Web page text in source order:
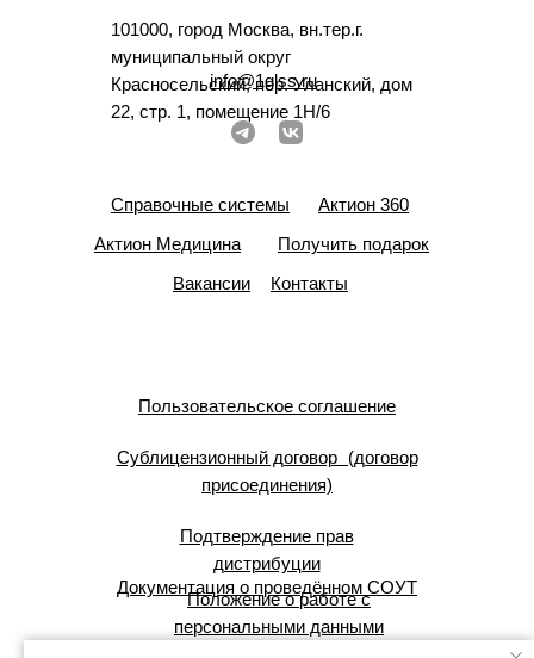
101000, город Москва, вн.тер.г.
муниципальный округ
Красносельский, пер. Уланский, дом
22, стр. 1, помещение 1Н/6
info@1glss.ru
Справочные системы
Актион 360
Актион Медицина
Получить подарок
Вакансии
Контакты
Пользовательское соглашение
Сублицензионный договор (договор
присоединения)
Подтверждение прав
дистрибуции
Документация о проведённом СОУТ
Положение о работе с
персональными данными